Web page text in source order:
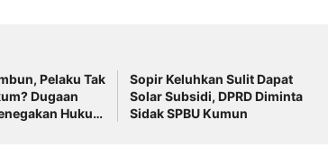
Pelaku Tak
Dugaan
Hukum
Sopir Keluhkan Sulit Dapat
Solar Subsidi, DPRD Diminta
Sidak SPBU Kumun